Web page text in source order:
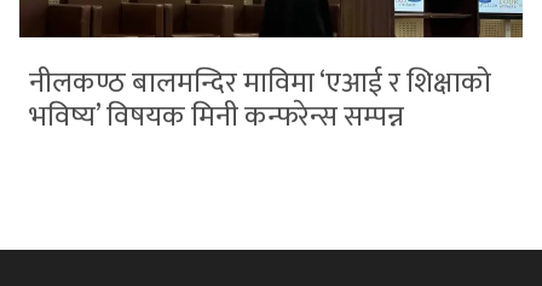
नीलकण्ठ बालमन्दिर माविमा ‘एआई र शिक्षाको
भविष्य’ विषयक मिनी कन्फरेन्स सम्पन्न